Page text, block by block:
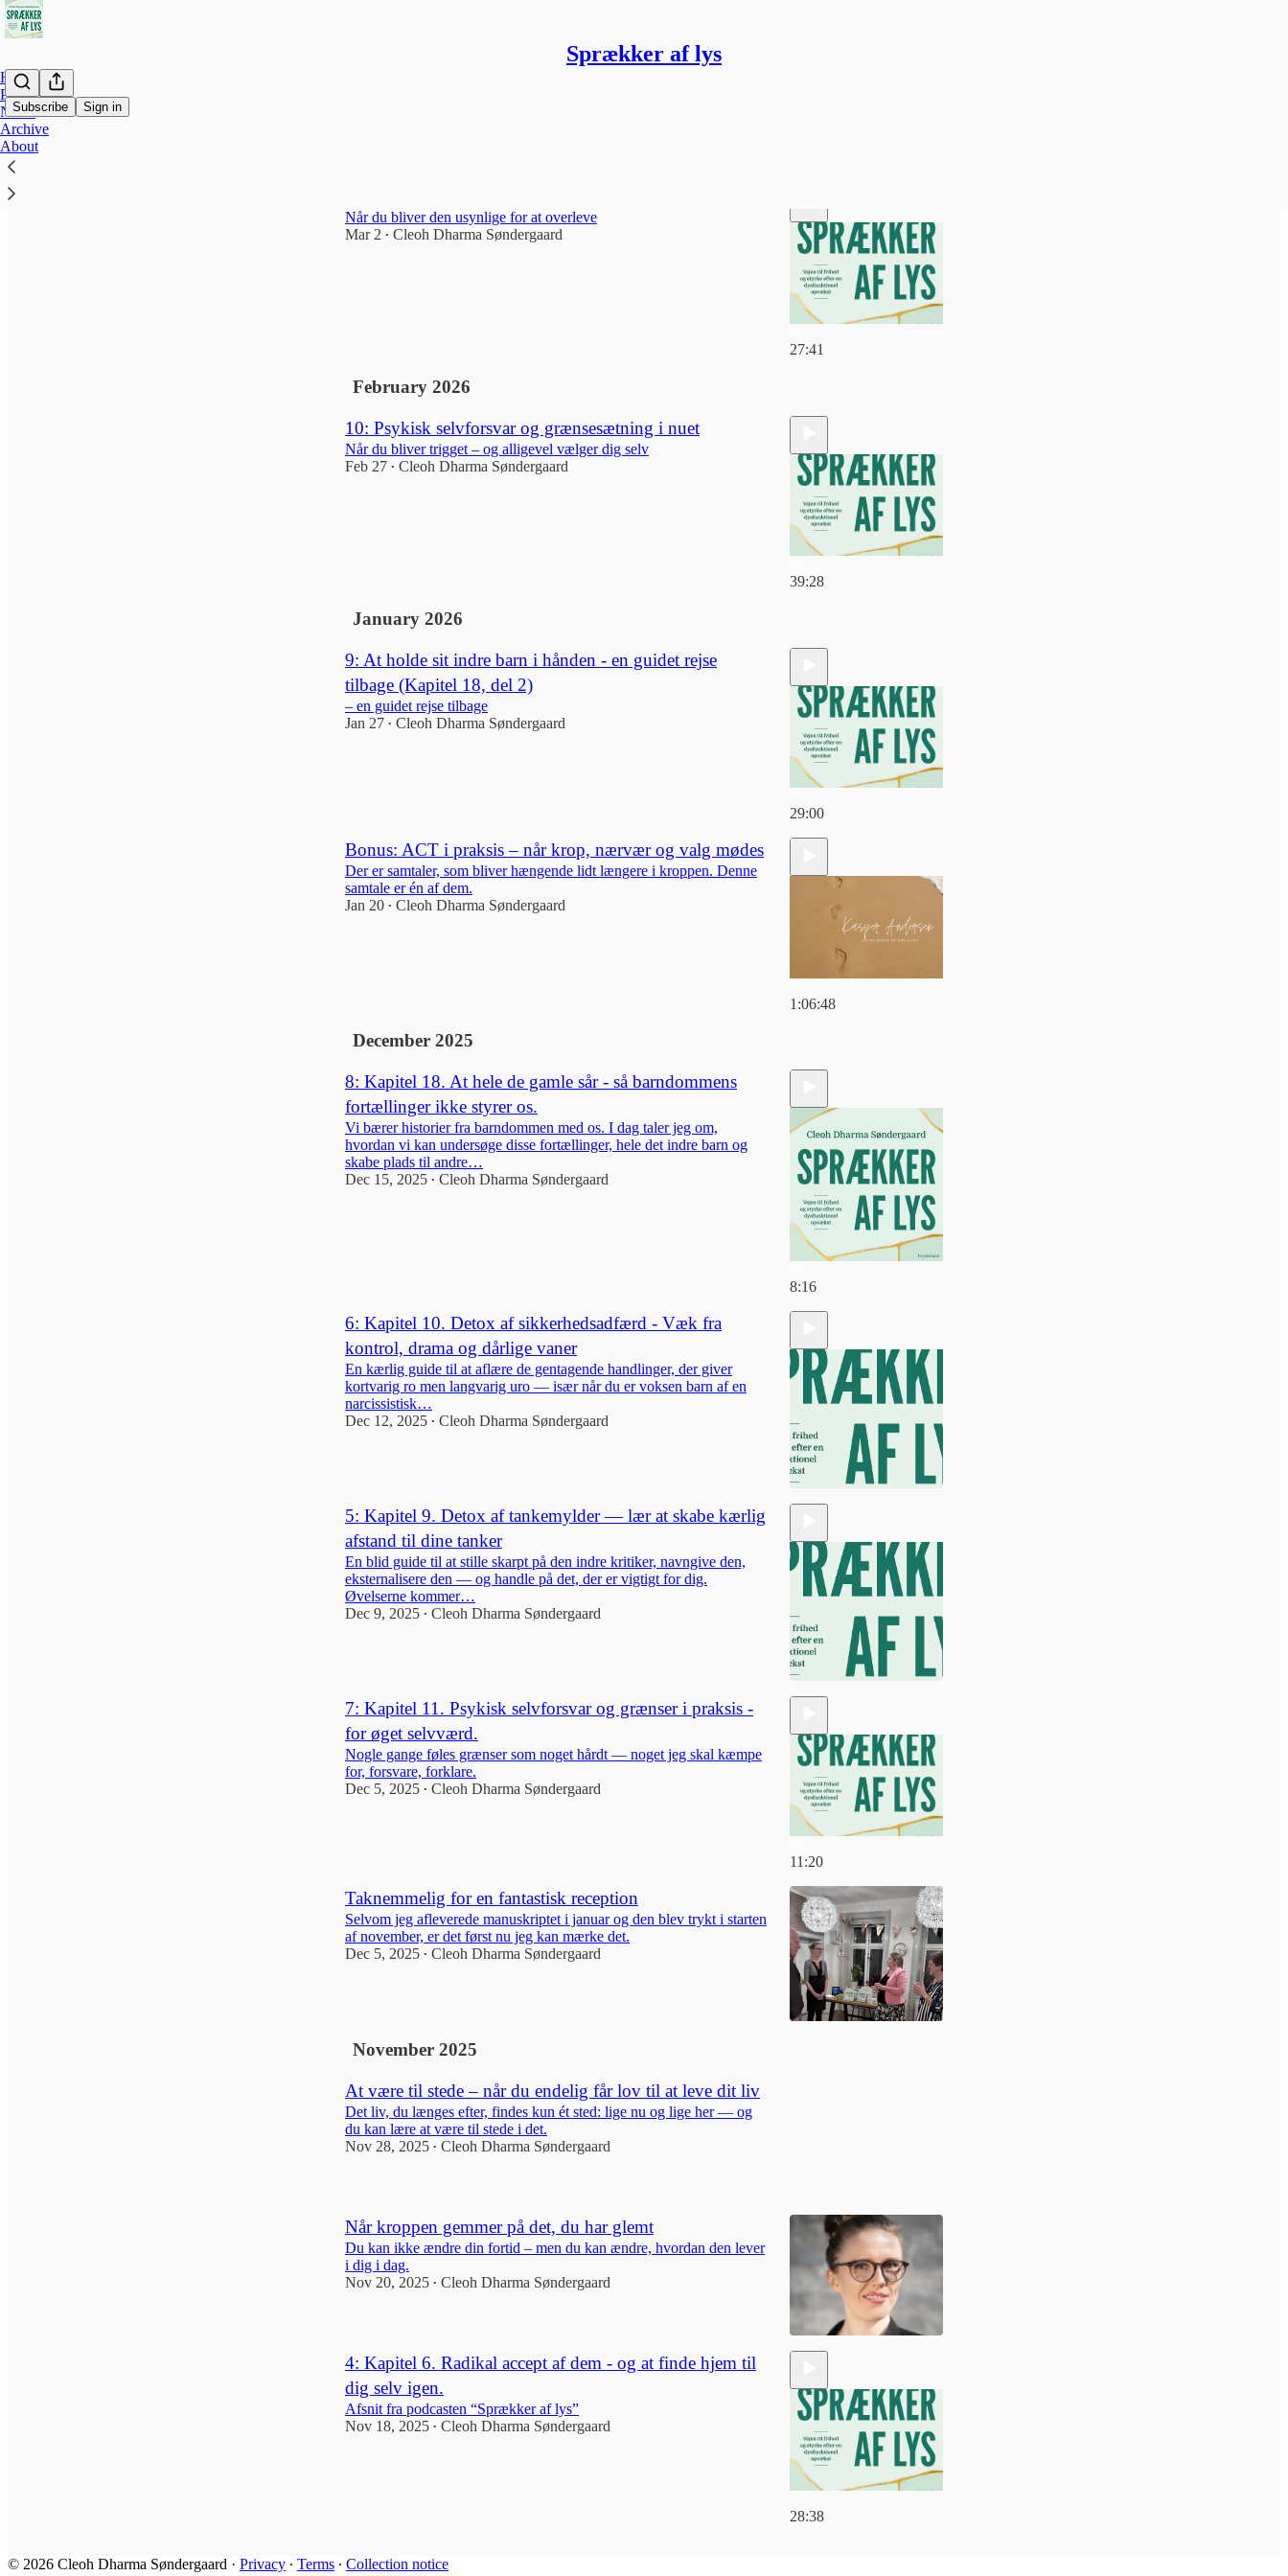
Sprækker af lys
Subscribe Sign in
Home
Podcast
Notes
Archive
About
Når du bliver den usynlige for at overleve
Mar 2 • Cleoh Dharma Søndergaard
27:41
February 2026
10: Psykisk selvforsvar og grænsesætning i nuet
Når du bliver trigget – og alligevel vælger dig selv
Feb 27 • Cleoh Dharma Søndergaard
39:28
January 2026
9: At holde sit indre barn i hånden - en guidet rejse
tilbage (Kapitel 18, del 2)
– en guidet rejse tilbage
Jan 27 • Cleoh Dharma Søndergaard
29:00
Bonus: ACT i praksis – når krop, nærvær og valg mødes
Der er samtaler, som bliver hængende lidt længere i kroppen. Denne
samtale er én af dem.
Jan 20 • Cleoh Dharma Søndergaard
1:06:48
December 2025
8: Kapitel 18. At hele de gamle sår - så barndommens
fortællinger ikke styrer os.
Vi bærer historier fra barndommen med os. I dag taler jeg om,
hvordan vi kan undersøge disse fortællinger, hele det indre barn og
skabe plads til andre…
Dec 15, 2025 • Cleoh Dharma Søndergaard
8:16
6: Kapitel 10. Detox af sikkerhedsadfærd - Væk fra
kontrol, drama og dårlige vaner
En kærlig guide til at aflære de gentagende handlinger, der giver
kortvarig ro men langvarig uro — især når du er voksen barn af en
narcissistisk…
Dec 12, 2025 • Cleoh Dharma Søndergaard
18:25
5: Kapitel 9. Detox af tankemylder — lær at skabe kærlig
afstand til dine tanker
En blid guide til at stille skarpt på den indre kritiker, navngive den,
eksternalisere den — og handle på det, der er vigtigt for dig.
Øvelserne kommer…
Dec 9, 2025 • Cleoh Dharma Søndergaard
41:57
7: Kapitel 11. Psykisk selvforsvar og grænser i praksis -
for øget selvværd.
Nogle gange føles grænser som noget hårdt — noget jeg skal kæmpe
for, forsvare, forklare.
Dec 5, 2025 • Cleoh Dharma Søndergaard
11:20
Taknemmelig for en fantastisk reception
Selvom jeg afleverede manuskriptet i januar og den blev trykt i starten
af november, er det først nu jeg kan mærke det.
Dec 5, 2025 • Cleoh Dharma Søndergaard
November 2025
At være til stede – når du endelig får lov til at leve dit liv
Det liv, du længes efter, findes kun ét sted: lige nu og lige her — og
du kan lære at være til stede i det.
Nov 28, 2025 • Cleoh Dharma Søndergaard
Når kroppen gemmer på det, du har glemt
Du kan ikke ændre din fortid – men du kan ændre, hvordan den lever
i dig i dag.
Nov 20, 2025 • Cleoh Dharma Søndergaard
4: Kapitel 6. Radikal accept af dem - og at finde hjem til
dig selv igen.
Afsnit fra podcasten “Sprækker af lys”
Nov 18, 2025 • Cleoh Dharma Søndergaard
28:38
© 2026 Cleoh Dharma Søndergaard · Privacy ∙ Terms ∙ Collection notice